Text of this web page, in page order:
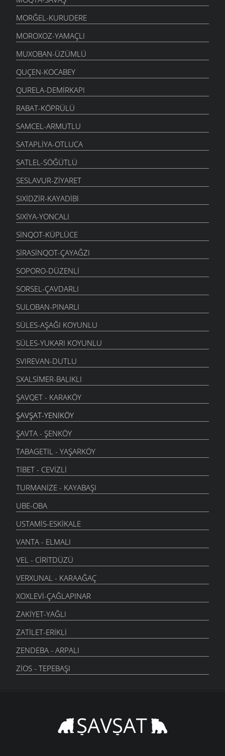
MORĞEL-KURUDERE
MOROXOZ-YAMAÇLI
MUXOBAN-ÜZÜMLÜ
QUÇEN-KOCABEY
QURELA-DEMIRKAPI
RABAT-KÖPRÜLÜ
SAMCEL-ARMUTLU
SATAPLIYA-OTLUCA
SATLEL-SÖĞÜTLÜ
SESLAVUR-ZIYARET
SIXIDZIR-KAYADIBI
SIXIYA-YONCALI
SINQOT-KÜPLÜCE
SIRASINQOT-ÇAYAĞZI
SOPORO-DÜZENLI
SORSEL-ÇAVDARLI
SULOBAN-PINARLI
SÜLES-AŞAĞI KOYUNLU
SÜLES-YUKARI KOYUNLU
SVIREVAN-DUTLU
SXALSIMER-BALIKLI
ŞAVQET - KARAKÖY
ŞAVŞAT-YENIKÖY
ŞAVTA - ŞENKÖY
TABAGETIL - YAŞARKÖY
TIBET - CEVIZLI
TURMANIZE - KAYABAŞI
UBE-OBA
USTAMIS-ESKIKALE
VANTA - ELMALI
VEL - CIRITDÜZÜ
VERXUNAL - KARAAĞAÇ
XOXLEVI-ÇAĞLAPINAR
ZAKIYET-YAĞLI
ZATILET-ERIKLI
ZENDEBA - ARPALI
ZIOS - TEPEBAŞI